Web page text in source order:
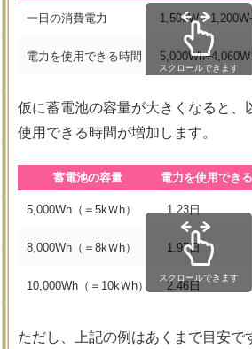
一日の消費電力 1,500W＋
電力を使用できる時間
スクロールできます
仮に蓄電池の容量が大きくなると、
使用できる時間が増加します。
蓄電池の容量 電力を使用でき
5,000Wh（＝5kＷh） 1.23日
8,000Wh（＝8kＷh） 1.97日
10,000Wh（＝10kＷh） 2.46日
スクロールできます
ただし、上記の例はあくまで目安で